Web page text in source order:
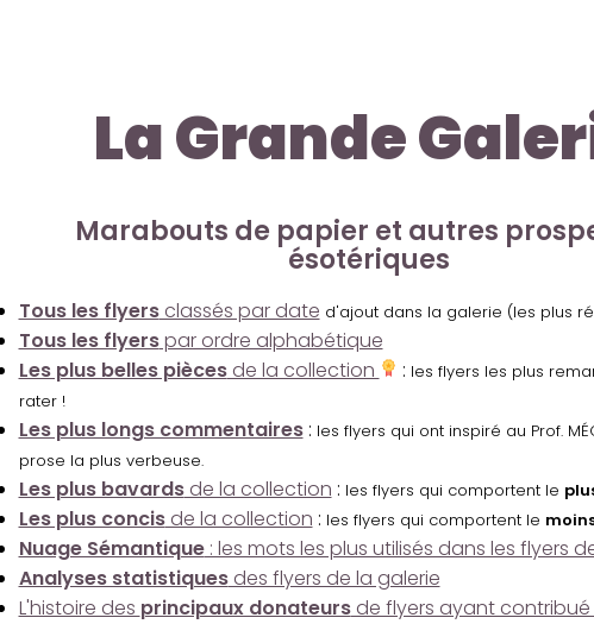
La Grande
Marabouts de papier et autres
ésotériques
Tous les flyersclassés par date d'ajout dans la galerie (les plus
Tous les flyerspar ordre alphabétique
Les plus belles piècesde la collection : les flyers les plus
rater !
Les plus longs commentaires: les flyers qui ont inspiré au Prof.
prose la plus verbeuse.
Les plus bavardsde la collection : les flyers qui comportent le
Les plus concisde la collection : les flyers qui comportent le
Nuage Sémantique: les mots les plus utilisés dans les flyers
Analyses statistiquesdes flyers de la galerie
L'histoire des principaux donateursde flyers ayant